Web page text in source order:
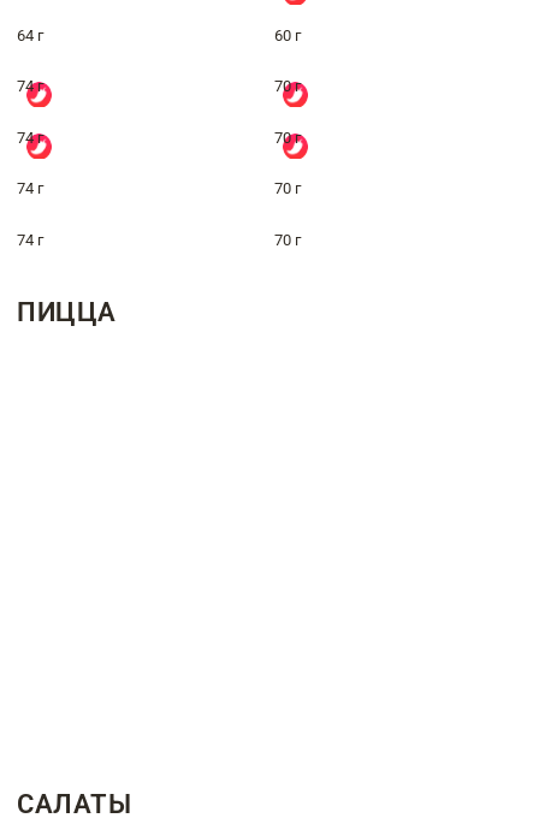
64 г 60 г
74 г 70 г
74 г 70 г
74 г 70 г
74 г 70 г
ПИЦЦА
САЛАТЫ